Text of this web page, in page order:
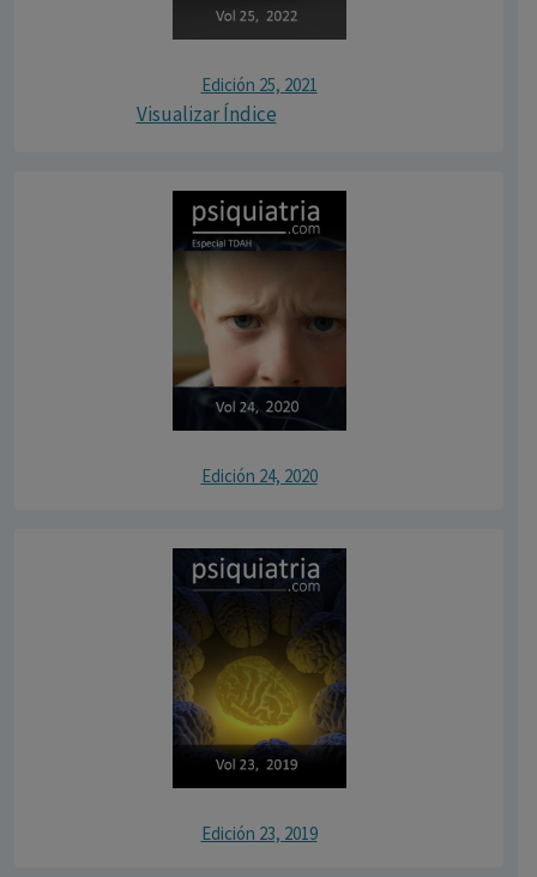
Edición 25, 2021
Visualizar Índice
Edición 24, 2020
Edición 23, 2019